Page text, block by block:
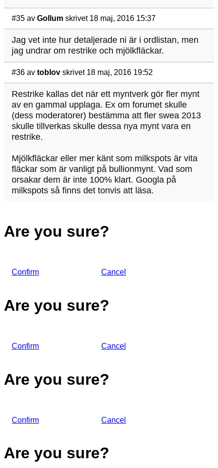
#35 av Gollum skrivet 18 maj, 2016 15:37
Jag vet inte hur detaljerade ni är i ordlistan, men
jag undrar om restrike och mjölkfläckar.
#36 av toblov skrivet 18 maj, 2016 19:52
Restrike kallas det när ett myntverk gör fler mynt
av en gammal upplaga. Ex om forumet skulle
(dess moderatorer) bestämma att fler swea 2013
skulle tillverkas skulle dessa nya mynt vara en
restrike.
Mjölkfläckar eller mer känt som milkspots är vita
fläckar som är vanligt på bullionmynt. Vad som
orsakar dem är inte 100% klart. Googla på
milkspots så finns det tonvis att läsa.
Are you sure?
Confirm Cancel
Are you sure?
Confirm Cancel
Are you sure?
Confirm Cancel
Are you sure?